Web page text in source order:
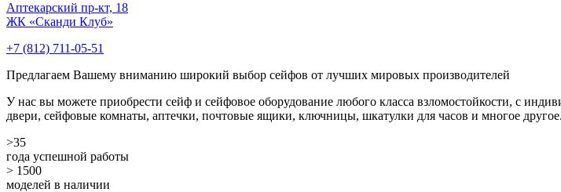
Аптекарский пр-кт, 18
ЖК «Сканди Клуб»
+7 (812) 711-05-51
Предлагаем Вашему вниманию широкий выбор сейфов от лучших мировых производителей
У нас вы можете приобрести сейф и сейфовое оборудование любого класса взломостойкости, с
двери, сейфовые комнаты, аптечки, почтовые ящики, ключницы, шкатулки для часов и многое другое.
>35
года успешной работы
> 1500
моделей в наличии